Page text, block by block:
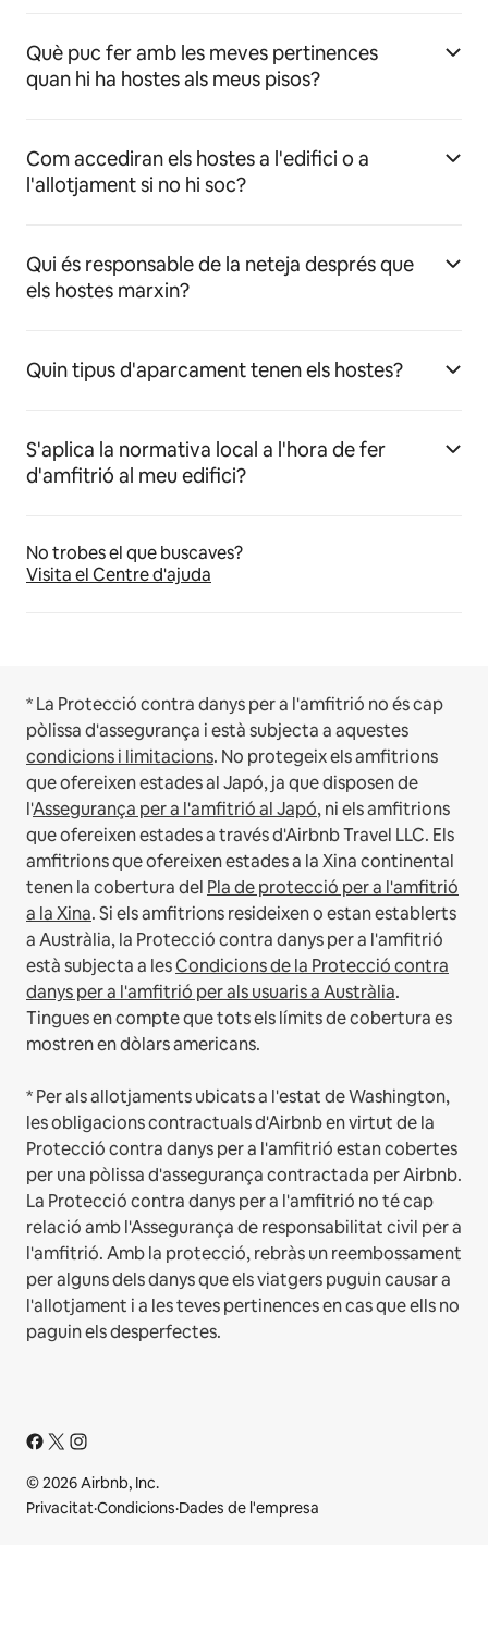
Què puc fer amb les meves pertinences
quan hi ha hostes als meus pisos?
Com accediran els hostes a l'edifici o a
l'allotjament si no hi soc?
Qui és responsable de la neteja després que
els hostes marxin?
Quin tipus d'aparcament tenen els hostes?
S'aplica la normativa local a l'hora de fer
d'amfitrió al meu edifici?
No trobes el que buscaves?
Visita el Centre d'ajuda
* La Protecció contra danys per a l'amfitrió no és cap
pòlissa d'assegurança i està subjecta a aquestes
condicions i limitacions. No protegeix els amfitrions
que ofereixen estades al Japó, ja que disposen de
l'Assegurança per a l'amfitrió al Japó, ni els amfitrions
que ofereixen estades a través d'Airbnb Travel LLC. Els
amfitrions que ofereixen estades a la Xina continental
tenen la cobertura del Pla de protecció per a l'amfitrió
a la Xina.Si els amfitrions resideixen o estan establerts
a Austràlia, la Protecció contra danys per a l'amfitrió
està subjecta a lesCondicions de la Protecció contra
danys per a l'amfitrió per als usuaris a Austràlia.
Tingues en compte que tots els límits de cobertura es
mostren en dòlars americans.
* Per als allotjaments ubicats a l'estat de Washington,
les obligacions contractuals d'Airbnb en virtut de la
Protecció contra danys per a l'amfitrió estan cobertes
per una pòlissa d'assegurança contractada per Airbnb.
La Protecció contra danys per a l'amfitrió no té cap
relació amb l'Assegurança de responsabilitat civil per a
l'amfitrió. Amb la protecció, rebràs un reembossament
per alguns dels danys que els viatgers puguin causar a
l'allotjament i a les teves pertinences en cas que ells no
paguin els desperfectes.
© 2026 Airbnb, Inc.
Privacitat·Condicions·Dades de l'empresa